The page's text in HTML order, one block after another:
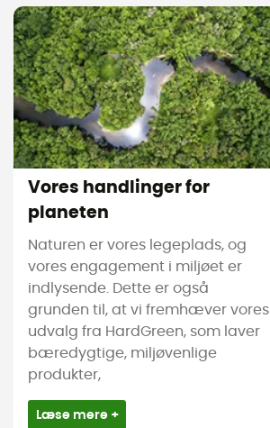
Vores handlinger for
planeten
Naturen er vores legeplads, og
vores engagement i miljøet er
indlysende. Dette er også
grunden til, at vi fremhæver vores
udvalg fra HardGreen, som laver
bæredygtige, miljøvenlige
produkter,
Læse mere +